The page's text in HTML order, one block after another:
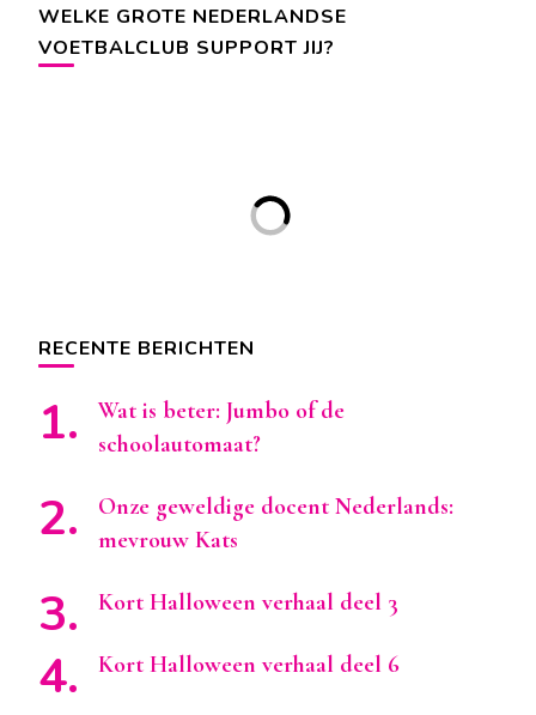
WELKE GROTE NEDERLANDSE
VOETBALCLUB SUPPORT JIJ?
RECENTE BERICHTEN
Wat is beter: Jumbo of de
schoolautomaat?
Onze geweldige docent Nederlands:
mevrouw Kats
Kort Halloween verhaal deel 3
Kort Halloween verhaal deel 6